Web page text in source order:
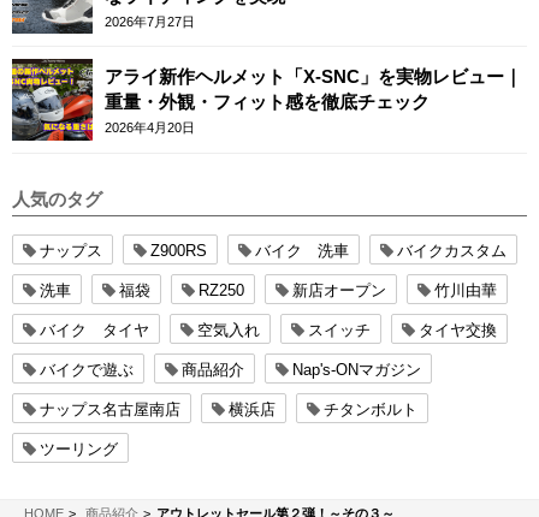
2026年7月27日
アライ新作ヘルメット「X-SNC」を実物レビュー｜
重量・外観・フィット感を徹底チェック
2026年4月20日
人気のタグ
ナップス Z900RS バイク 洗車 バイクカスタム
洗車 福袋 RZ250 新店オープン 竹川由華
バイク タイヤ 空気入れ スイッチ タイヤ交換
バイクで遊ぶ 商品紹介 Nap's-ONマガジン
ナップス名古屋南店 横浜店 チタンボルト
ツーリング
HOMENAPS-ON マガジン
商品紹介 アウトレットセール第２弾！～その３～